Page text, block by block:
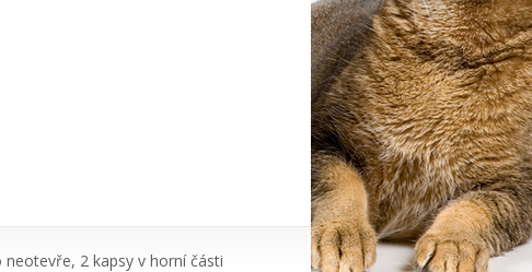
2 kapsy v horní části